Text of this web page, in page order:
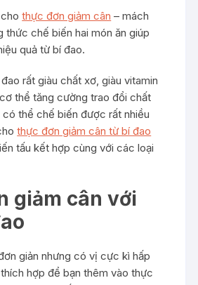
chothực đơn giảm cân – mách
thức chế biến hai món ăn giúp
quả từ bí đao.
rất giàu chất xơ, giàu vitamin
thể tăng cường trao đổi chất
có thể chế biến được rất nhiều
thực đơn giảm cân từ bí đao
tấu kết hợp cùng với các loại
giảm cân với
giản nhưng có vị cực kì hấp
hợp để bạn thêm vào thực